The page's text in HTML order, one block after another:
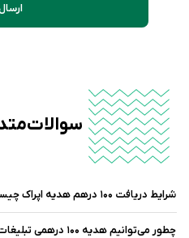
سوالات
شرایط دریافت ۱۰۰ درهم هدیه اپراک چیست؟
چطور می‌توانیم هدیه ۱۰۰ درهمی تبلیغات گوگل پلی را دریافت کنیم؟